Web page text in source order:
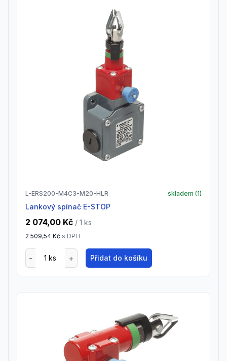
L-ERS200-M4C3-M20-HLR skladem (1)
Lankový spínač E-STOP
2 074,00 Kč / 1 ks
2 509,54 Kč s DPH
Přidat do košíku